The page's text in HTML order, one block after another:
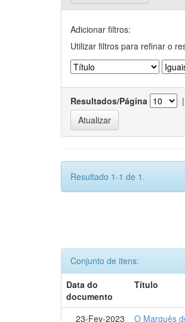
Adicionar filtros:
Utilizar filtros para refinar o
Resultados/Página |
Resultado 1-1 de 1.
Conjunto de itens:
Data do
documento
Título
23-Fev-2023 O Marquês